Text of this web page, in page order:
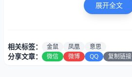
展开全文
相关标签： 金鼠 凤凰 意思
分享文章： 微信 微博 QQ 复制链接